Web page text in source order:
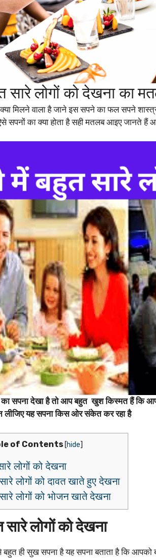
सारे लोगों को देखना का
मिलने वाला है जाने इस सपने का फल सपने
सपनों का क्या होता है सही मतलब आइए जानते
सपना देखा है तो आप बहुत खुश किस्मत हैं कि
यह सपना किस ओर संकेत कर रहा है
of Contents [hide]
लोगों को देखना
लोगों को दावत खाते हुए देखना
लोगों को भोजन खाते देखना
लोगों को देखना
ही सुख सपना है यह सपना बताता है कि